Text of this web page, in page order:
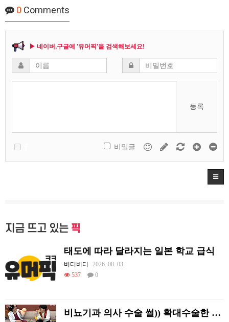
0 Comments
▶ 네이버,구글에 '유머픽'을 검색해보세요!
등록
비밀글
지금 뜨고 있는 픽
태도에 따라 달라지는 일본 학교 급식
버디버디
2026. 08. 03.
537
0
비뇨기과 의사 수술 썰)) 확대수술한 여러 셀럽들